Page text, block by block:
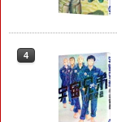
4
4